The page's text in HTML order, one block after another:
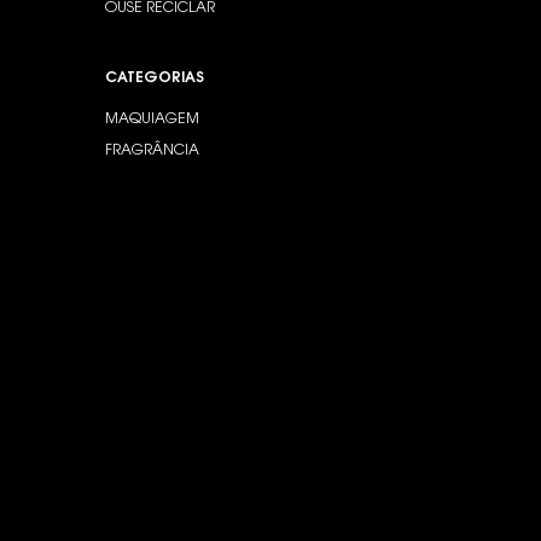
OUSE RECICLAR
CATEGORIAS
MAQUIAGEM
FRAGRÂNCIA